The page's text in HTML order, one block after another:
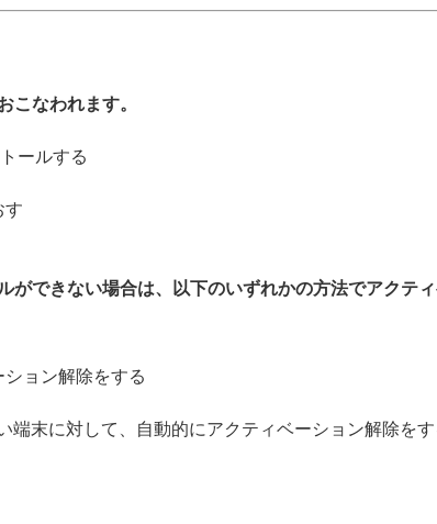
こなわれます。
ールする
す
できない場合は、以下のいずれかの方法でアクテ
ョン解除をする
末に対して、自動的にアクティベーション解除をす